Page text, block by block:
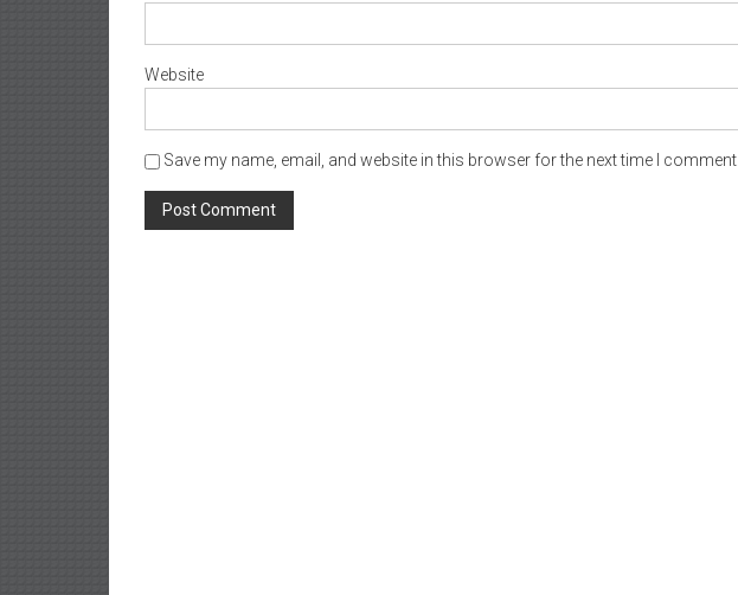
Website
Save my name, email, and website in this browser for the next time I comment.